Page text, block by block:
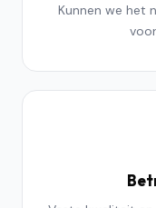
Kunnen we het